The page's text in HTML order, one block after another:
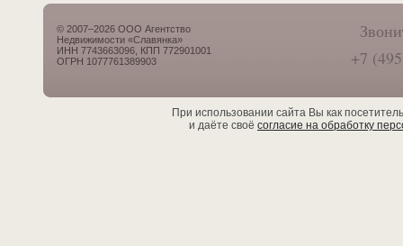
© 2007–2026 ООО Агентство
Недвижимости «Славянка»
ИНН 7743663096, КПП 772901001
ОГРН 1077761389903
+7
При использовании сайта Вы как
и даёте своё согласие на обработку